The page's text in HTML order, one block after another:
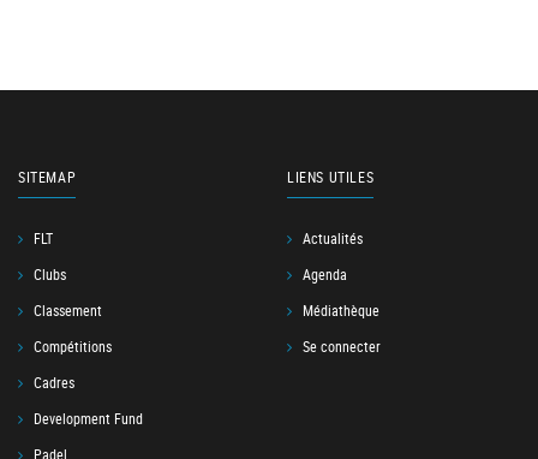
SITEMAP
FLT
Clubs
Classement
Compétitions
Cadres
Development Fund
Padel
LIENS UTILES
Actualités
Agenda
Médiathèque
Se connecter